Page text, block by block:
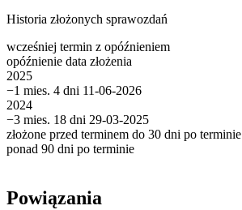
Historia złożonych sprawozdań
wcześniej termin z opóźnieniem
opóźnienie data złożenia
2025
−1 mies. 4 dni 11-06-2026
2024
−3 mies. 18 dni 29-03-2025
złożone przed terminem do 30 dni po terminie
ponad 90 dni po terminie
Powiązania